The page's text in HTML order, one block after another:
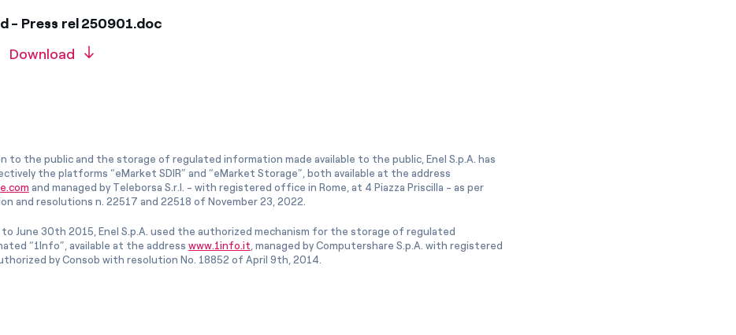
- Press rel 250901.doc
Download
to the public and the storage of regulated information made available to the public, Enel S.p.A. has
the platforms “eMarket SDIR” and “eMarket Storage”, both available at the address
and managed by Teleborsa S.r.l. - with registered office in Rome, at 4 Piazza Priscilla - as per
and resolutions n. 22517 and 22518 of November 23, 2022.
to June 30th 2015, Enel S.p.A. used the authorized mechanism for the storage of regulated
“1Info”, available at the address www.1info.it, managed by Computershare S.p.A. with registered
by Consob with resolution No. 18852 of April 9th, 2014.